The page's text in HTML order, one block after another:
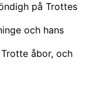
på Trottes
och hans
åbor, och